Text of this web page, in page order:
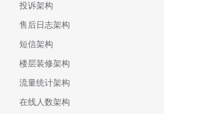
投诉架构
售后日志架构
短信架构
楼层装修架构
流量统计架构
在线人数架构